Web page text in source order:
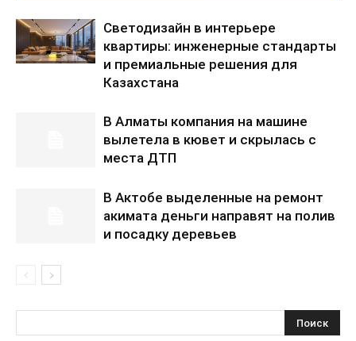
Светодизайн в интерьере
квартиры: инженерные стандарты
и премиальные решения для
Казахстана
В Алматы компания на машине
вылетела в кювет и скрылась с
места ДТП
В Актобе выделенные на ремонт
акимата деньги направят на полив
и посадку деревьев